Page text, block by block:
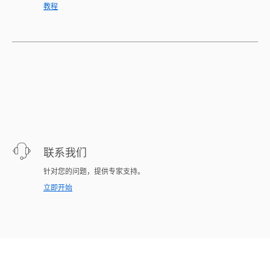
教程
联系我们
针对您的问题，提供专家支持。
立即开始